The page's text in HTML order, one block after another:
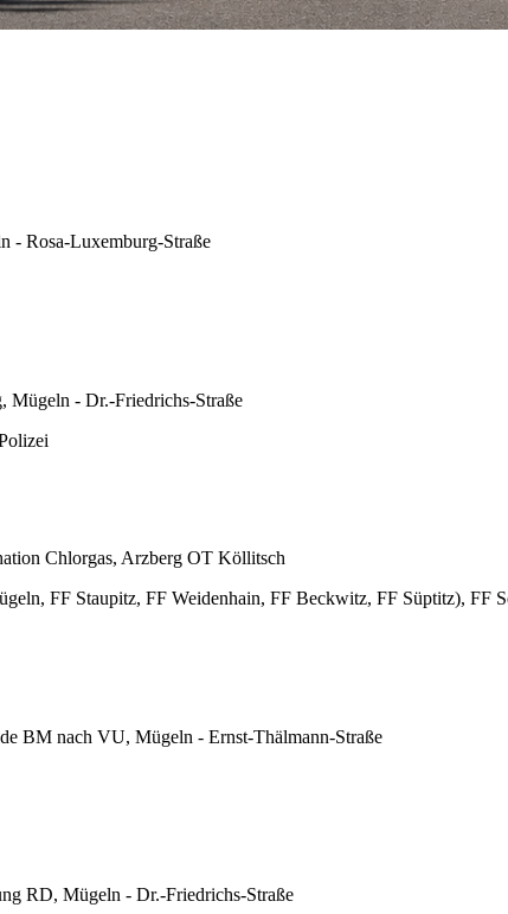
- Rosa-Luxemburg-Straße
Mügeln - Dr.-Friedrichs-Straße
Chlorgas, Arzberg OT Köllitsch
FF Staupitz, FF Weidenhain, FF Beckwitz, FF Süptitz), FF
BM nach VU, Mügeln - Ernst-Thälmann-Straße
RD, Mügeln - Dr.-Friedrichs-Straße